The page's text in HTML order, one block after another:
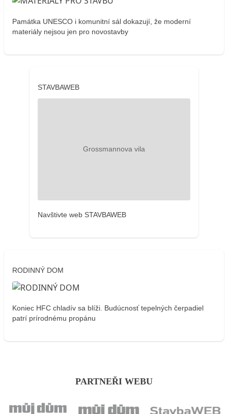
Památka UNESCO i komunitní sál dokazují, že moderní
materiály nejsou jen pro novostavby
STAVBAWEB
Navštivte web STAVBAWEB
RODINNÝ DOM
Koniec HFC chladív sa blíži. Budúcnosť tepelných čerpadiel
patrí prírodnému propánu
PARTNEŘI WEBU